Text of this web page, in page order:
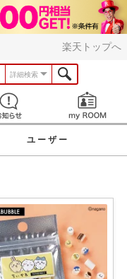
楽天トップへ
詳細検索
お知らせ
ユーザー